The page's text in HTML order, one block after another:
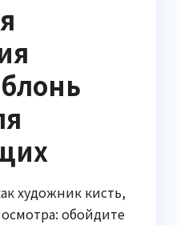
художник кисть,
обойдите